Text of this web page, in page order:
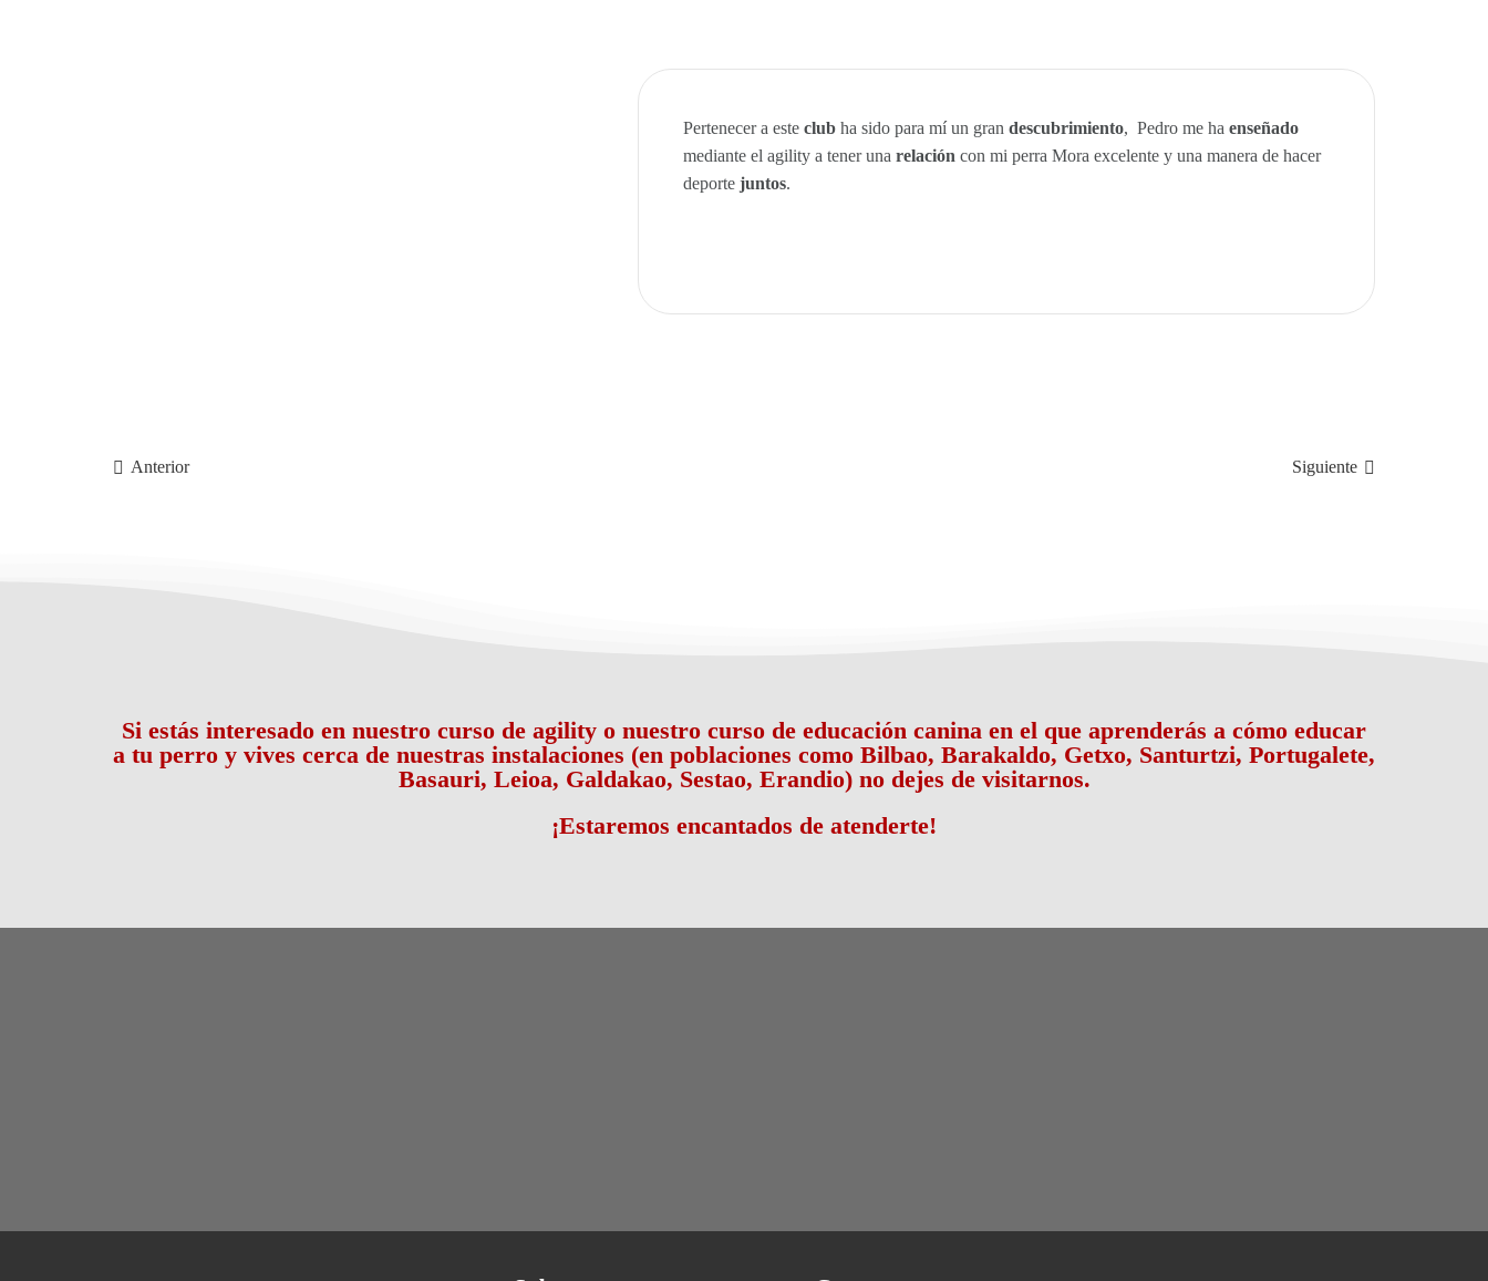
Pertenecer a esteclub ha sido para mí un grandescubrimiento, Pedro me haenseñado
mediante el agility a tener unarelación con mi perra Mora excelente y una manera de hacer
deportejuntos.
Anterior Siguiente
Si estás interesado en nuestro curso de agility o nuestro curso de educación canina en el que aprenderás a cómo educar
a tu perro y vives cerca de nuestras instalaciones (en poblaciones como Bilbao, Barakaldo, Getxo, Santurtzi, Portugalete,
Basauri, Leioa, Galdakao, Sestao, Erandio) no dejes de visitarnos.
¡Estaremos encantados de atenderte!